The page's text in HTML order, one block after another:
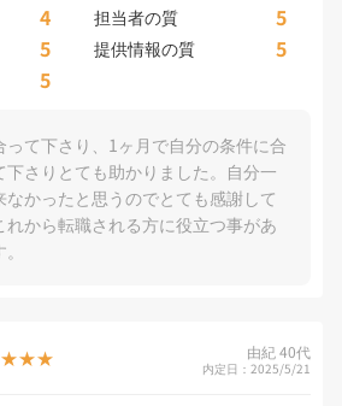
4 担当者の質 5
5 提供情報の質 5
5
って下さり、1ヶ月で自分の条件に合
下さりとても助かりました。自分一
なかったと思うのでとても感謝して
れから転職される方に役立つ事があ
由紀 40代
内定日：2025/5/21